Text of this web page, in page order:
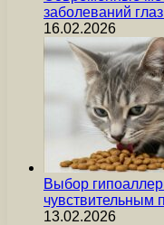
заболеваний
16.02.2026
Выбор
13.02.2026